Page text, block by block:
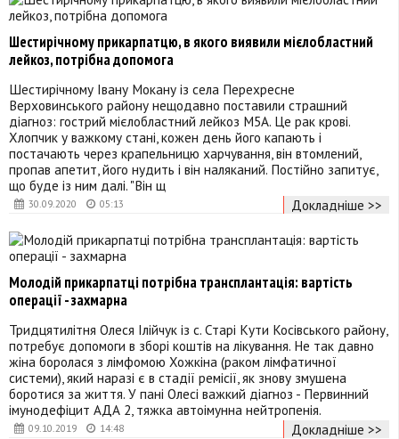
30.09.2020 05:13
Шестирічному прикарпатцю, в якого виявили мієлобластний
лейкоз, потрібна допомога
Шестирічному Івану Мокану із села Перехресне
Верховинського району нещодавно поставили страшний
діагноз: гострий мієлобластний лейкоз М5А. Це рак крові.
Хлопчик у важкому стані, кожен день його капають і
постачають через крапельницю харчування, він втомлений,
пропав апетит, його нудить і він наляканий. Постійно запитує,
що буде із ним далі. "Він щ
Докладніше >>
09.10.2019 14:48
Молодій прикарпатці потрібна трансплантація: вартість
операції - захмарна
Тридцятилітня Олеся Ілійчук із с. Старі Кути Косівського району,
потребує допомоги в зборі коштів на лікування. Не так давно
жіна боролася з лімфомою Хожкіна (раком лімфатичної
системи), який наразі є в стадії ремісії, як знову змушена
боротися за життя. У пані Олесі важкий діагноз - Первинний
імунодефіцит АДА 2, тяжка автоімунна нейтропенія.
Докладніше >>